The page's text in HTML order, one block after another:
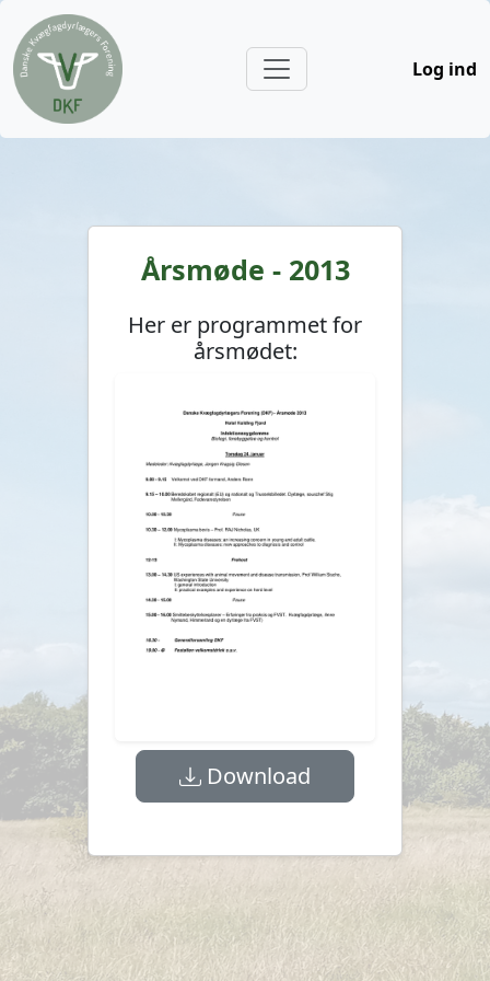
Log ind
Årsmøde - 2013
Her er programmet for
årsmødet:
Download